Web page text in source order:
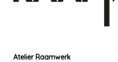
Atelier Raamwerk